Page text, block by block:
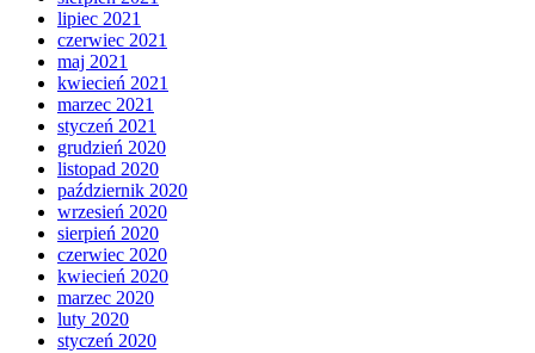
lipiec 2021
czerwiec 2021
maj 2021
kwiecień 2021
marzec 2021
styczeń 2021
grudzień 2020
listopad 2020
październik 2020
wrzesień 2020
sierpień 2020
czerwiec 2020
kwiecień 2020
marzec 2020
luty 2020
styczeń 2020